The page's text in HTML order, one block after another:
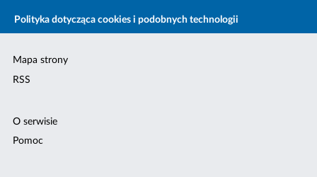
Polityka dotycząca cookies i podobnych technologii
Mapa strony
RSS
O serwisie
Pomoc